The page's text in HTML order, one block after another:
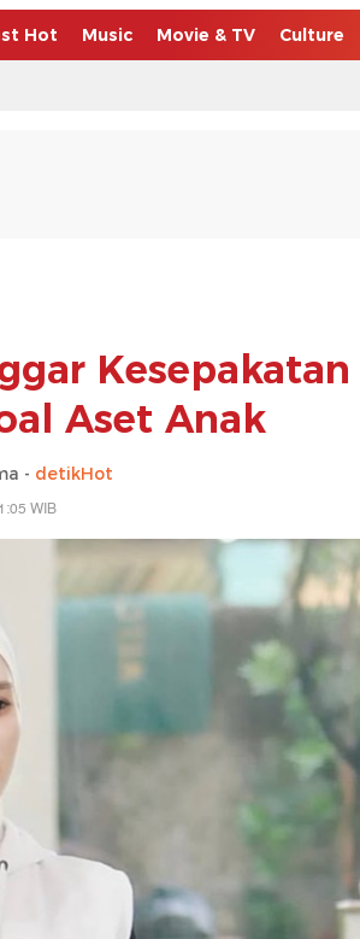
Hot Music Movie & TV Culture
Kesepakatan
Aset Anak
- detikHot
WIB